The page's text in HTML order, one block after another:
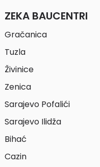
ZEKA BAUCENTRI
Gračanica
Tuzla
Živinice
Zenica
Sarajevo Pofalići
Sarajevo Ilidža
Bihać
Cazin